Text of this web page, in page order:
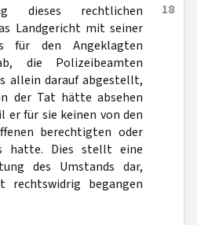
18
dieses rechtlichen
Landgericht mit seiner
für den Angeklagten
die Polizeibeamten
allein darauf abgestellt,
der Tat hätte absehen
er für sie keinen von den
berechtigten oder
hatte. Dies stellt eine
des Umstands dar,
rechtswidrig begangen